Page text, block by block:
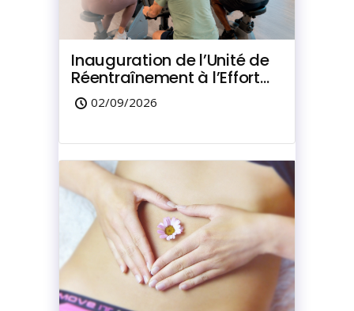
Inauguration de l’Unité de
Réentraînement à l’Effort
du Marquisat
02/09/2026